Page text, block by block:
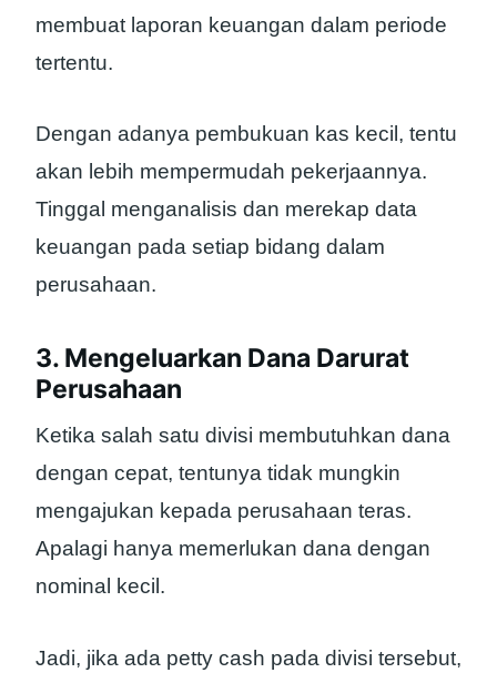
membuat laporan keuangan dalam periode
tertentu.
Dengan adanya pembukuan kas kecil, tentu
akan lebih mempermudah pekerjaannya.
Tinggal menganalisis dan merekap data
keuangan pada setiap bidang dalam
perusahaan.
3. Mengeluarkan Dana Darurat
Perusahaan
Ketika salah satu divisi membutuhkan dana
dengan cepat, tentunya tidak mungkin
mengajukan kepada perusahaan teras.
Apalagi hanya memerlukan dana dengan
nominal kecil.
Jadi, jika ada petty cash pada divisi tersebut,